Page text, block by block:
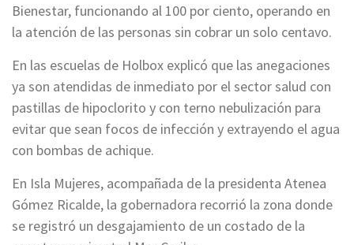
Bienestar, funcionando al 100 por ciento, operando en
la atención de las personas sin cobrar un solo centavo.
En las escuelas de Holbox explicó que las anegaciones
ya son atendidas de inmediato por el sector salud con
pastillas de hipoclorito y con terno nebulización para
evitar que sean focos de infección y extrayendo el agua
con bombas de achique.
En Isla Mujeres, acompañada de la presidenta Atenea
Gómez Ricalde, la gobernadora recorrió la zona donde
se registró un desgajamiento de un costado de la